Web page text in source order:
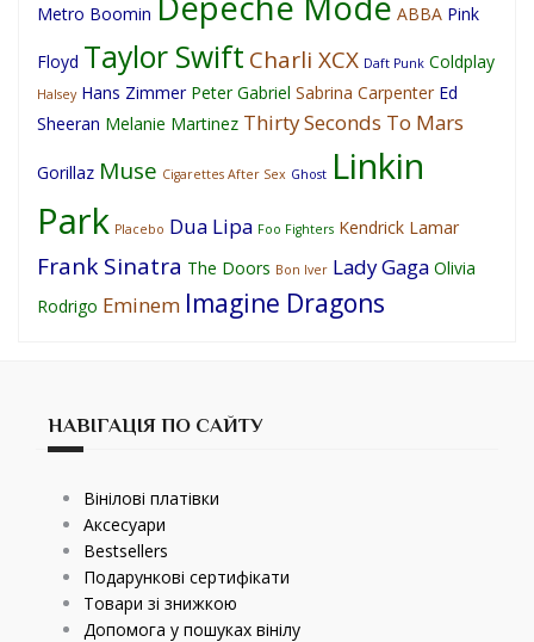
Metro Boomin ABBA Pink
Floyd Taylor Swift Charli XCX Daft Punk Coldplay
Halsey Hans Zimmer Peter Gabriel Sabrina Carpenter Ed
Sheeran Melanie Martinez Thirty Seconds To Mars
Gorillaz Muse Cigarettes After Sex Ghost Linkin
Park Placebo Dua Lipa Foo Fighters Kendrick Lamar
Frank Sinatra The Doors Bon Iver Lady Gaga Olivia
Rodrigo Eminem Imagine Dragons
НАВІГАЦІЯ ПО САЙТУ
Вінілові платівки
Аксесуари
Bestsellers
Подарункові сертифікати
Товари зі знижкою
Допомога у пошуках вінілу